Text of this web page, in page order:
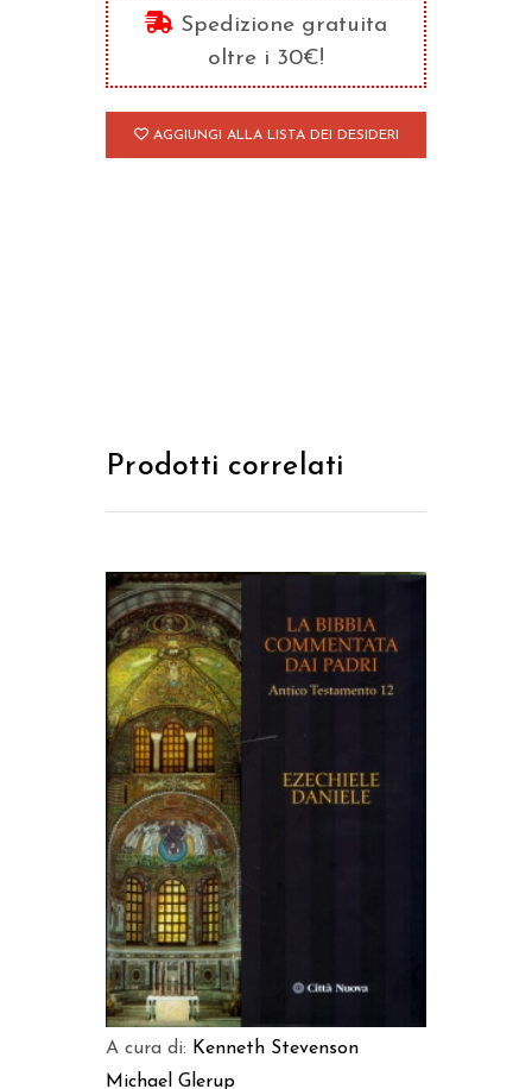
Filippesi
quantità
Spedizione gratuita
oltre i 30€!
AGGIUNGI ALLA LISTA DEI DESIDERI
Prodotti correlati
AGGIUNGI AL CARRELLO
A cura di: Kenneth Stevenson
Michael Glerup